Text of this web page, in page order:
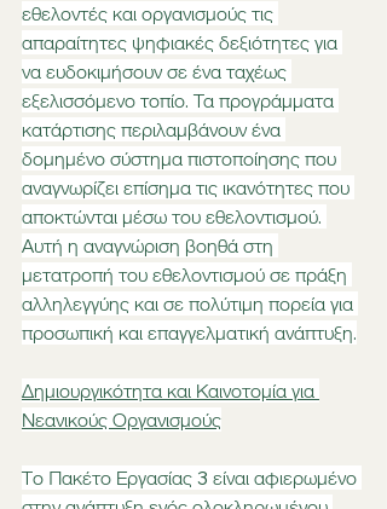
εθελοντές και οργανισμούς τις
απαραίτητες ψηφιακές δεξιότητες για
να ευδοκιμήσουν σε ένα ταχέως
εξελισσόμενο τοπίο. Τα προγράμματα
κατάρτισης περιλαμβάνουν ένα
δομημένο σύστημα πιστοποίησης που
αναγνωρίζει επίσημα τις ικανότητες που
αποκτώνται μέσω του εθελοντισμού.
Αυτή η αναγνώριση βοηθά στη
μετατροπή του εθελοντισμού σε πράξη
αλληλεγγύης και σε πολύτιμη πορεία για
προσωπική και επαγγελματική ανάπτυξη.
Δημιουργικότητα και Καινοτομία για
Νεανικούς Οργανισμούς
Το Πακέτο Εργασίας 3 είναι αφιερωμένο